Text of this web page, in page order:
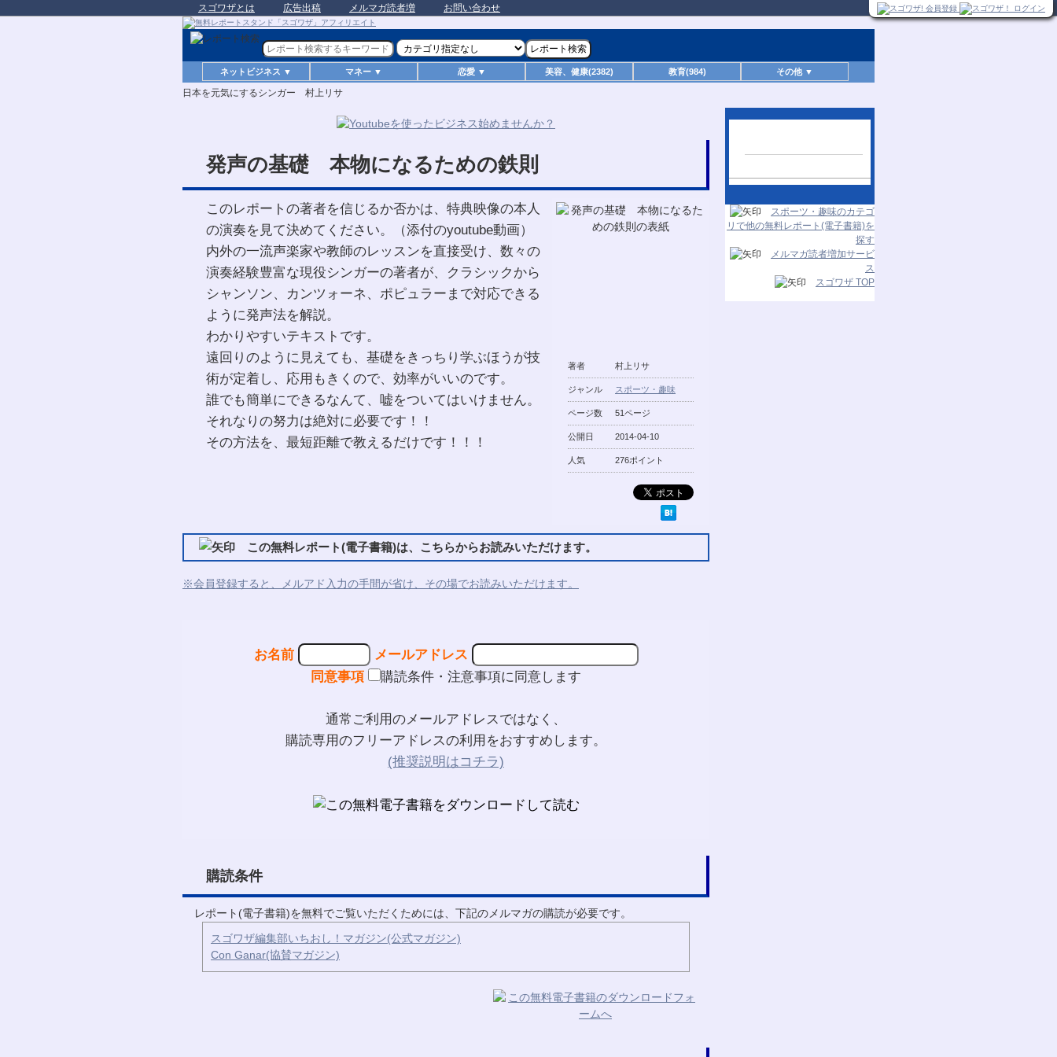
スゴワザとは 広告出稿 メルマガ読者増 お問い合わせ
ネットビジネス ▼ マネー ▼ 恋愛 ▼ 美容、健康(2382) 教育(984) その他 ▼
日本を元気にするシンガー 村上リサ
発声の基礎 本物になるための鉄則
著者 村上リサ
ジャンル スポーツ・趣味
ページ数 51ページ
公開日 2014-04-10
人気 276ポイント
このレポートの著者を信じるか否かは、特典映像の本人
の演奏を見て決めてください。（添付のyoutube動画）
内外の一流声楽家や教師のレッスンを直接受け、数々の
演奏経験豊富な現役シンガーの著者が、クラシックから
シャンソン、カンツォーネ、ポピュラーまで対応できる
ように発声法を解説。
わかりやすいテキストです。
遠回りのように見えても、基礎をきっちり学ぶほうが技
術が定着し、応用もきくので、効率がいいのです。
誰でも簡単にできるなんて、嘘をついてはいけません。
それなりの努力は絶対に必要です！！
その方法を、最短距離で教えるだけです！！！
この無料レポート(電子書籍)は、こちらからお読みいただけます。
※会員登録すると、メルアド入力の手間が省け、その場でお読みいただけます。
お名前
メールアドレス
同意事項
購読条件・注意事項に同意します
通常ご利用のメールアドレスではなく、
購読専用のフリーアドレスの利用をおすすめします。
(推奨説明はコチラ)
購読条件
レポート(電子書籍)を無料でご覧いただくためには、下記のメルマガの購読が必要です。
スゴワザ編集部いちおし！マガジン(公式マガジン)
Con Ganar(協賛マガジン)
スポーツ・趣味のカテゴ
リで他の無料レポート(電子書籍)を
探す
メルマガ読者増加サービ
ス
スゴワザ TOP